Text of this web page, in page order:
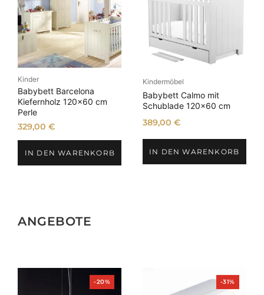
Kinder
Babybett Barcelona
Kiefernholz 120×60 cm
Perle
329,00€
IN DEN WARENKORB
Kindermöbel
Babybett Calmo mit
Schublade 120×60 cm
389,00 €
IN DEN WARENKORB
ANGEBOTE
-20%Produkt
im
-31%Produkt
im